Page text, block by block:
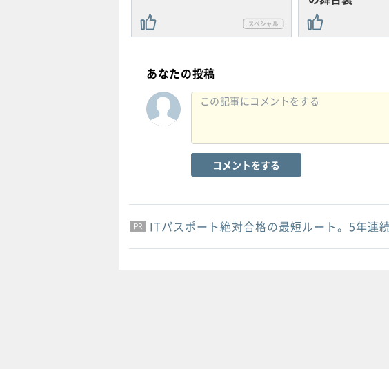
あなたの投稿
コメントをする
PR
PR
PR ITパスポート絶対合格の最短ルート。5年連